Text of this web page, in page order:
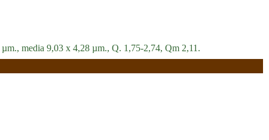
media 9,03 x 4,28 µm., Q. 1,75-2,74, Qm 2,11.